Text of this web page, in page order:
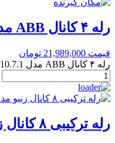
رله ۴ کانال ABB مدل SAH/S4.10.7.1
قیمت 21,989,000 تومان
رله ۴ کانال ABB مدل SAH/S4.10.7.1 عدد
رله ترکیبی ۸ کانال زنیو مدل ZPR88